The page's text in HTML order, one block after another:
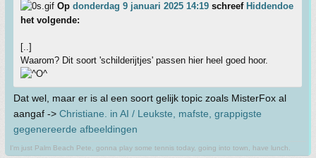
Op donderdag 9 januari 2025 14:19 schreef Hiddendoe
het volgende:
[..]
Waarom? Dit soort 'schilderijtjes' passen hier heel goed hoor.
Dat wel, maar er is al een soort gelijk topic zoals MisterFox al
aangaf -> Christiane. in AI / Leukste, mafste, grappigste
gegenereerde afbeeldingen
I'm just Palm Beach Pete, gonna play some tennis today, going into town, have lunch.